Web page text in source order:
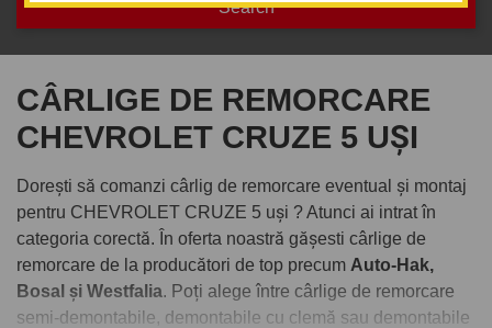
CÂRLIGE DE REMORCARE
CHEVROLET CRUZE 5 UȘI
Dorești să comanzi cârlig de remorcare eventual și montaj
pentru CHEVROLET CRUZE 5 uși ? Atunci ai intrat în
categoria corectă. În oferta noastră gășesti cârlige de
remorcare de la producători de top precum Auto-Hak,
Bosal și Westfalia. Poți alege între cârlige de remorcare
semi-demontabile, demontabile cu clemă sau demontabile